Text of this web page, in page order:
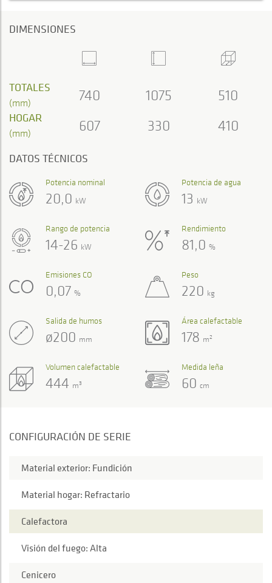
DIMENSIONES
TOTALES
(mm) 740 1075 510
HOGAR
(mm) 607 330 410
DATOS TÉCNICOS
Rango de potencia
14-26 kW
Potencia nominal
20,0 kW
Potencia de agua
13 kW
Rendimiento
81,0 %
Emisiones CO
0,07 %
Volumen calefactable
444 m3
Área calefactable
178 m2
Peso
220 kg
Salida de humos
ø200 mm
Medida leña
60 cm
CONFIGURACIÓN DE SERIE
Material exterior: Fundición
Material hogar: Refractario
Calefactora
Visión del fuego: Alta
Cenicero